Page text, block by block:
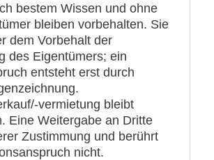
bestem Wissen und ohne
bleiben vorbehalten. Sie
dem Vorbehalt der
des Eigentümers; ein
entsteht erst durch
vermietung bleibt
Eine Weitergabe an Dritte
Zustimmung und berührt
nicht.